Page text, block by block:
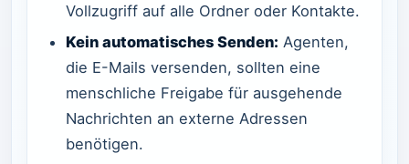
Vollzugriff auf alle Ordner oder Kontakte.
Kein automatisches Senden: Agenten,
die E-Mails versenden, sollten eine
menschliche Freigabe für ausgehende
Nachrichten an externe Adressen
benötigen.